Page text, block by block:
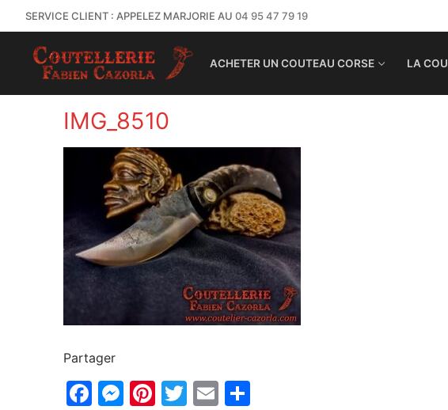
SERVICE CLIENT : APPELEZ MARJORIE AU 04 95 47 79 19
ACHETER UN COUTEAU CORSE LA
IMG_8510
Partager
Facebook
Messenger
Pinterest
Twitter
Email